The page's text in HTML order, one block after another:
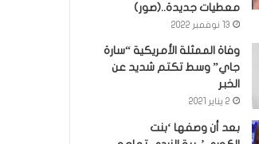
معطيات جديدة..(صور)
13 نوفمبر 2022
وفاة الممثلة الأمريكية “سارة
جاي” وسط تكتم شديد عن
الخبر
2 يناير 2021
بعد أن وصفها ‘بنت